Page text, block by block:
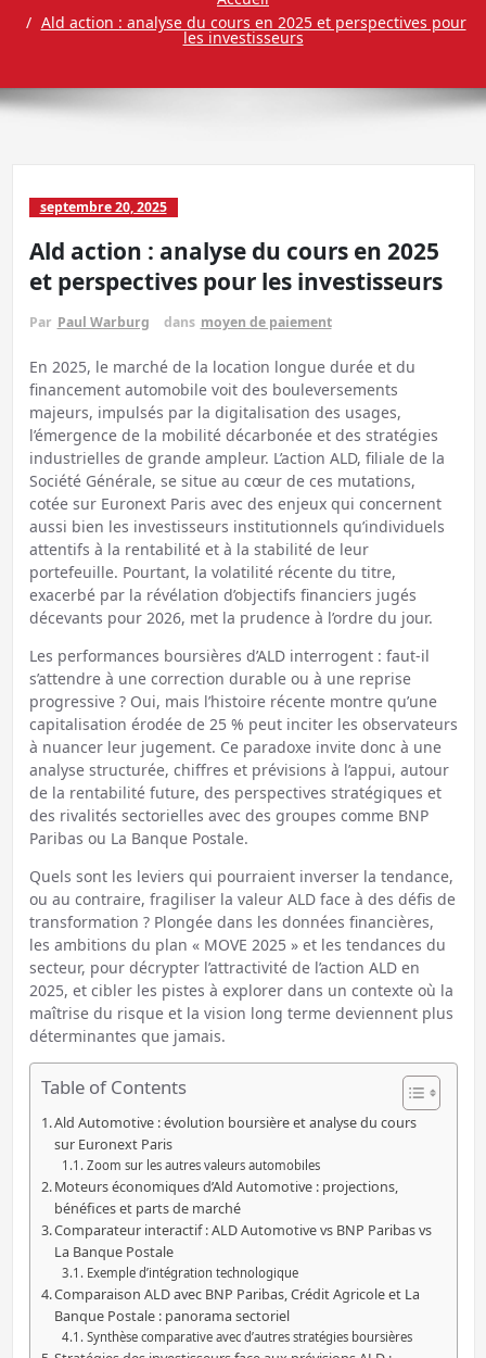
Ald action : analyse du cours en 2025 et perspectives pour
les investisseurs
septembre 20, 2025
Ald action : analyse du cours en 2025
et perspectives pour les investisseurs
Par Paul Warburg dans moyen de paiement
En 2025, le marché de la location longue durée et du
financement automobile voit des bouleversements
majeurs, impulsés par la digitalisation des usages,
l’émergence de la mobilité décarbonée et des stratégies
industrielles de grande ampleur. L’action ALD, filiale de la
Société Générale, se situe au cœur de ces mutations,
cotée sur Euronext Paris avec des enjeux qui concernent
aussi bien les investisseurs institutionnels qu’individuels
attentifs à la rentabilité et à la stabilité de leur
portefeuille. Pourtant, la volatilité récente du titre,
exacerbé par la révélation d’objectifs financiers jugés
décevants pour 2026, met la prudence à l’ordre du jour.
Les performances boursières d’ALD interrogent : faut-il
s’attendre à une correction durable ou à une reprise
progressive ? Oui, mais l’histoire récente montre qu’une
capitalisation érodée de 25 % peut inciter les observateurs
à nuancer leur jugement. Ce paradoxe invite donc à une
analyse structurée, chiffres et prévisions à l’appui, autour
de la rentabilité future, des perspectives stratégiques et
des rivalités sectorielles avec des groupes comme BNP
Paribas ou La Banque Postale.
Quels sont les leviers qui pourraient inverser la tendance,
ou au contraire, fragiliser la valeur ALD face à des défis de
transformation ? Plongée dans les données financières,
les ambitions du plan « MOVE 2025 » et les tendances du
secteur, pour décrypter l’attractivité de l’action ALD en
2025, et cibler les pistes à explorer dans un contexte où la
maîtrise du risque et la vision long terme deviennent plus
déterminantes que jamais.
Table of Contents
Ald Automotive : évolution boursière et analyse du cours
sur Euronext Paris
Zoom sur les autres valeurs automobiles
Moteurs économiques d’Ald Automotive : projections,
bénéfices et parts de marché
Comparateur interactif : ALD Automotive vs BNP Paribas vs
La Banque Postale
Exemple d’intégration technologique
Comparaison ALD avec BNP Paribas, Crédit Agricole et La
Banque Postale : panorama sectoriel
Synthèse comparative avec d’autres stratégies boursières